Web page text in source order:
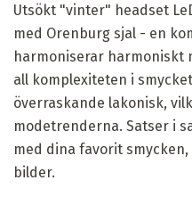
Utsökt "vinter" headset
med Orenburg sjal - en
harmoniserar harmoniskt
all komplexiteten i
överraskande lakonisk,
modetrenderna. Satser i
med dina favorit
bilder.